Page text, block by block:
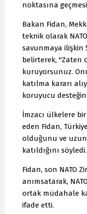
noktasına
Bakan Fidan,
teknik olarak
savunmaya ilişkin
belirterek, "Zaten
kuruyorsunuz.
katılma kararı
koruyucu
İmzacı ülkelere
eden Fidan,
olduğunu ve uzun
katıldığını söyledi.
Fidan, son NATO
anımsatarak,
ortak müdahale
ifade etti.